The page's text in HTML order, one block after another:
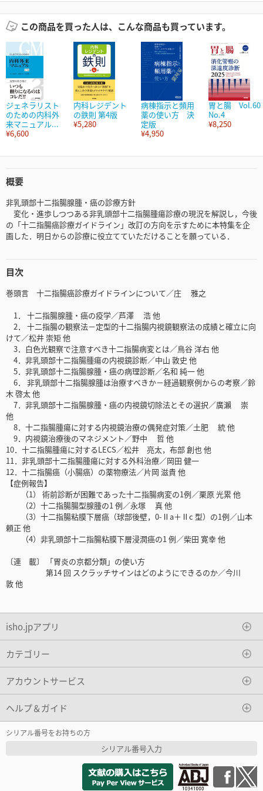
この商品を買った人は、こんな商品も買っています。
ジェネラリスト
のための内科外
来マニュアル...
¥6,600
内科レジデント
の鉄則 第4版
¥5,280
病棟指示と頻用
薬の使い方 決
定版
¥4,950
胃と腸 Vol.60
No.4
¥8,250
概要
非乳頭部十二指腸腺腫・癌の診療方針
変化・進歩しつつある非乳頭部十二指腸腫瘍診療の現況を解説し，今後
の「十二指腸癌診療ガイドライン」改訂の方向を示すために本特集を企
画した．明日からの診療に役立てていただけることを願っている．
目次
巻頭言 十二指腸癌診療ガイドラインについて／庄 雅之
1． 十二指腸腺腫・癌の疫学／芦澤 浩 他
2． 十二指腸の観察法－定型的十二指腸内視鏡観察法の成績と確立に向
けて／松井 崇矩 他
3．白色光観察で注意すべき十二指腸病変とは／鳥谷 洋右 他
4．非乳頭部十二指腸腫瘍の内視鏡診断／中山 敦史 他
5．非乳頭部十二指腸腺腫・癌の病理診断／名和 純一 他
6． 非乳頭部十二指腸腺腫は治療すべきか－経過観察例からの考察／鈴
木 啓太 他
7．非乳頭部十二指腸腺腫・癌の内視鏡切除法とその選択／廣瀨 崇
他
8．十二指腸腫瘍に対する内視鏡治療の偶発症対策／土肥 統 他
9．内視鏡治療後のマネジメント／野中 哲 他
10．十二指腸腫瘍に対するLECS／松井 亮太，布部 創也 他
11．非乳頭部十二指腸腫瘍に対する外科治療／岡田 健一
12．十二指腸癌（小腸癌）の薬物療法／片岡 滋貴 他
【症例報告】
（1） 術前診断が困難であった十二指腸病変の1例／栗原 光累 他
（2）十二指腸腸型腺腫の1 例／永塚 真 他
（3）十二指腸粘膜下層癌（球部後壁，0-Ⅱa＋Ⅱc 型）の1例／山本
頼正 他
（4）非乳頭部十二指腸粘膜下層浸潤癌の1 例／柴田 寛幸 他
〔連 載〕 「胃炎の京都分類」の使い方
第14 回 スクラッチサインはどのようにできるのか／今川
敦 他
isho.jpアプリ
カテゴリー
アカウントサービス
ヘルプ＆ガイド
シリアル番号をお持ちの方
シリアル番号入力